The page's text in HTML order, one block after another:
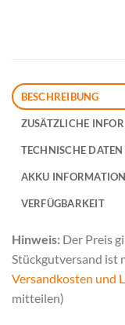
BESCHREIBUNG
ZUSÄTZLICHE
TECHNISCHE DATEN
AKKU
VERFÜGBARKEIT
Hinweis: Der Preis
Stückgutversand ist
Versandkosten und
mitteilen)